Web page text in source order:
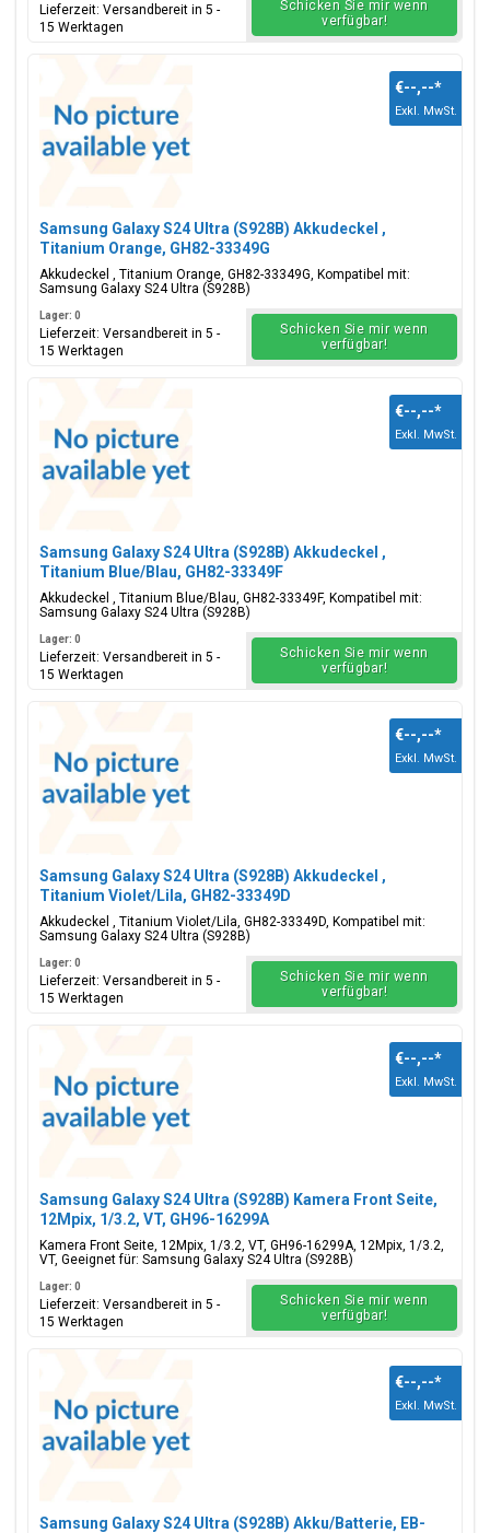
Lieferzeit: Versandbereit in 5 -
15 Werktagen
Schicken Sie mir wenn
verfügbar!
Samsung Galaxy S24 Ultra (S928B) Akkudeckel ,
Titanium Orange, GH82-33349G
Akkudeckel , Titanium Orange, GH82-33349G, Kompatibel mit:
Samsung Galaxy S24 Ultra (S928B)
€--,--*
Exkl. MwSt.
Lager: 0
Lieferzeit: Versandbereit in 5 -
15 Werktagen
Schicken Sie mir wenn
verfügbar!
Samsung Galaxy S24 Ultra (S928B) Akkudeckel ,
Titanium Blue/Blau, GH82-33349F
Akkudeckel , Titanium Blue/Blau, GH82-33349F, Kompatibel mit:
Samsung Galaxy S24 Ultra (S928B)
€--,--*
Exkl. MwSt.
Lager: 0
Lieferzeit: Versandbereit in 5 -
15 Werktagen
Schicken Sie mir wenn
verfügbar!
Samsung Galaxy S24 Ultra (S928B) Akkudeckel ,
Titanium Violet/Lila, GH82-33349D
Akkudeckel , Titanium Violet/Lila, GH82-33349D, Kompatibel mit:
Samsung Galaxy S24 Ultra (S928B)
€--,--*
Exkl. MwSt.
Lager: 0
Lieferzeit: Versandbereit in 5 -
15 Werktagen
Schicken Sie mir wenn
verfügbar!
Samsung Galaxy S24 Ultra (S928B) Kamera Front Seite,
12Mpix, 1/3.2, VT, GH96-16299A
Kamera Front Seite, 12Mpix, 1/3.2, VT, GH96-16299A, 12Mpix, 1/3.2,
VT, Geeignet für: Samsung Galaxy S24 Ultra (S928B)
€--,--*
Exkl. MwSt.
Lager: 0
Lieferzeit: Versandbereit in 5 -
15 Werktagen
Schicken Sie mir wenn
verfügbar!
Samsung Galaxy S24 Ultra (S928B) Akku/Batterie, EB-
€--,--*
Exkl. MwSt.